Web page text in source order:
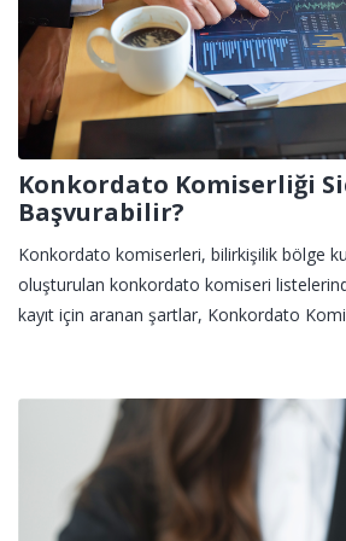
Konkordato Komiserliği
Başvurabilir?
Konkordato komiserleri, bilirkişilik bölge
oluşturulan konkordato komiseri
kayıt için aranan şartlar, Konkordato
Kuruluna Dair Yönetmelik kapsamında